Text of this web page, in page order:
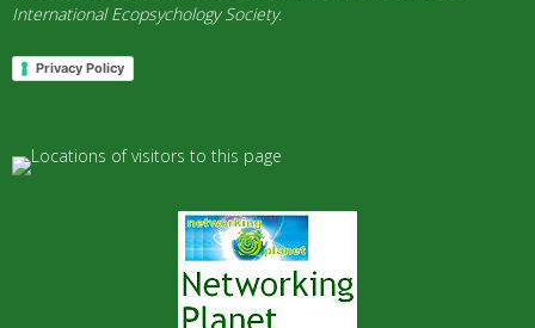
International Ecopsychology Society.
Privacy Policy